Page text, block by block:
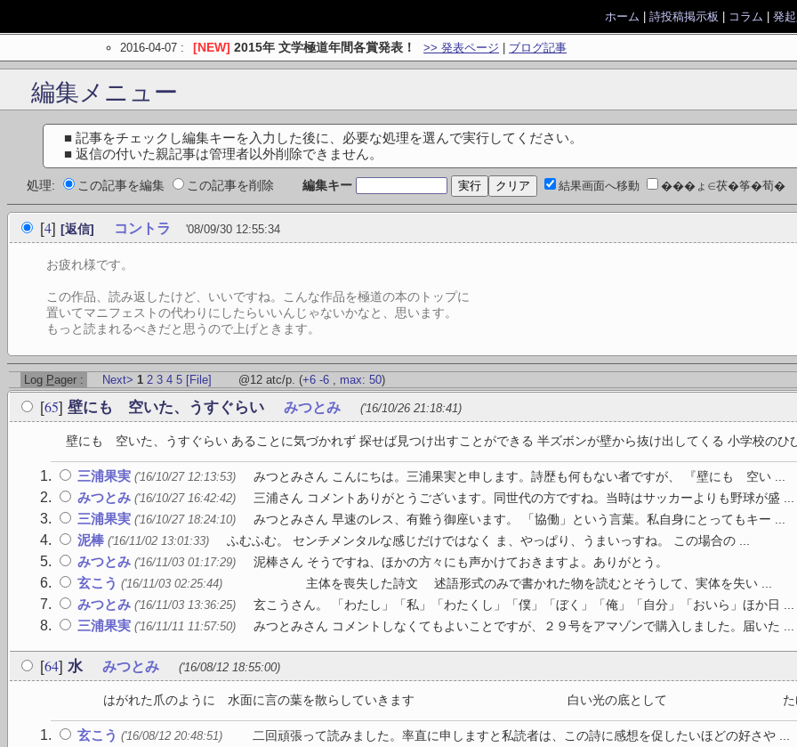
ホーム 詩投稿掲示板 コラム 発
2016-04-07 : [NEW] 2015年 文学極道年間各賞発表！ >> 発表ページ ブログ記事
編集メニュー
■ 記事をチェックし編集キーを入力した後に、必要な処理を選んで実行してください。
■ 返信の付いた親記事は管理者以外削除できません。
処理: この記事を編集 この記事を削除 編集キー 結果画面へ移動 ���ょ∈茯�筝�荀�
[4] [返信] コントラ '08/09/30 12:55:34
お疲れ様です。
この作品、読み返したけど、いいですね。こんな作品を極道の本のトップに
置いてマニフェストの代わりにしたらいいんじゃないかなと、思います。
もっと読まれるべきだと思うので上げときます。
Log Pager : Next> 1 2 3 4 5 [File] @12 atc/p. (+6 -6, max: 50)
[65] 壁にも 空いた、うすぐらい みつとみ ('16/10/26 21:18:41)
壁にも 空いた、うすぐらい あることに気づかれず 探せば見つけ出すことができる 半ズボンが壁から抜け出してくる 小学校のひ
三浦果実 ('16/10/27 12:13:53) みつとみさん こんにちは。三浦果実と申します。詩歴も何もない者ですが、 『壁にも 空い ...
みつとみ ('16/10/27 16:42:42) 三浦さん コメントありがとうございます。同世代の方ですね。当時はサッカーよりも野球が盛 ...
三浦果実 ('16/10/27 18:24:10) みつとみさん 早速のレス、有難う御座います。 「協働」という言葉。私自身にとってもキー ...
泥棒 ('16/11/02 13:01:33) ふむふむ。 センチメンタルな感じだけではなく ま、やっぱり、うまいっすね。 この場合の ...
みつとみ ('16/11/03 01:17:29) 泥棒さん そうですね、ほかの方々にも声かけておきますよ。ありがとう。
玄こう ('16/11/03 02:25:44) 主体を喪失した詩文 述語形式のみで書かれた物を読むとそうして、実体を失い ...
みつとみ ('16/11/03 13:36:25) 玄こうさん。 「わたし」「私」「わたくし」「僕」「ぼく」「俺」「自分」「おいら」ほか日 ...
三浦果実 ('16/11/11 11:57:50) みつとみさん コメントしなくてもよいことですが、２９号をアマゾンで購入しました。届いた ...
[64] 水 みつとみ ('16/08/12 18:55:00)
はがれた爪のように 水面に言の葉を散らしていきます 白い光の底として たゆ
玄こう ('16/08/12 20:48:51) 二回頑張って読みました。率直に申しますと私読者は、この詩に感想を促したいほどの好さや ...